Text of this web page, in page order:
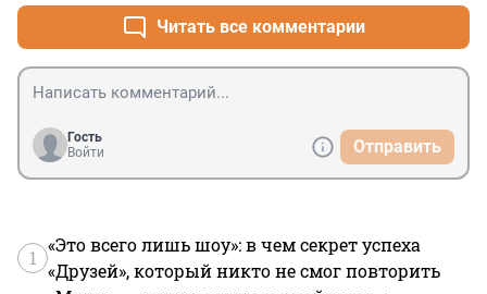
Читать все комментарии
Гость
Войти
Отправить
1
«Это всего лишь шоу»: в чем секрет успеха
«Друзей», который никто не смог повторить